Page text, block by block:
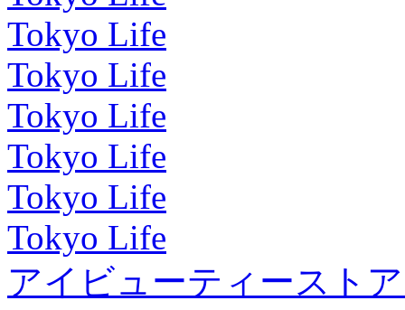
Tokyo Life
Tokyo Life
Tokyo Life
Tokyo Life
Tokyo Life
Tokyo Life
アイビューティースト